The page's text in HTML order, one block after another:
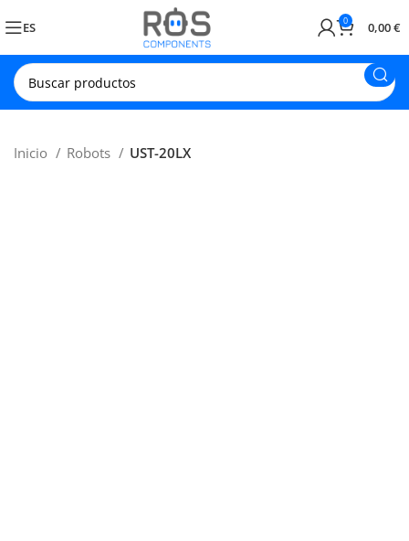
ES 0 0,00€
Inicio Robots UST-20LX